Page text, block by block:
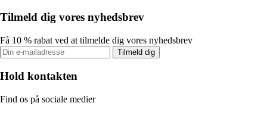
Tilmeld dig vores nyhedsbrev
Få 10 % rabat ved at tilmelde dig vores nyhedsbrev
Tilmeld dig
Hold kontakten
Find os på sociale medier